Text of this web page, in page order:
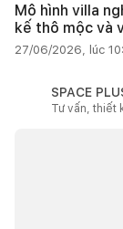
Mô hình villa
kế thô mộc và
27/06/2026, lúc
SPACE
Tư vấn, thiết